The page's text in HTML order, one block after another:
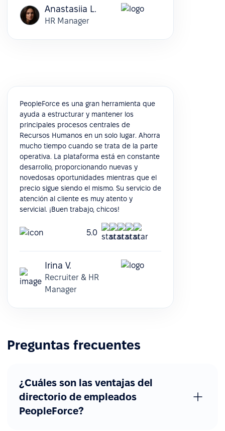
Anastasiia L.
HR Manager
PeopleForce es una gran herramienta que
ayuda a estructurar y mantener los
principales procesos centrales de
Recursos Humanos en un solo lugar. Ahorra
mucho tiempo cuando se trata de la parte
operativa. La plataforma está en constante
desarrollo, proporcionando nuevas y
novedosas oportunidades mientras que el
precio sigue siendo el mismo. Su servicio de
atención al cliente es muy atento y
servicial. ¡Buen trabajo, chicos!
5.0
Irina V.
Recruiter & HR
Manager
Preguntas frecuentes
¿Cuáles son las ventajas del
directorio de empleados
PeopleForce?